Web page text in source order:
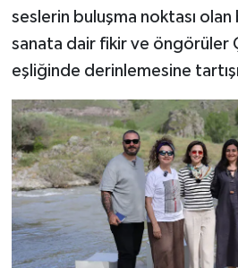
seslerin buluşma noktası
sanata dair fikir ve öngörüler
eşliğinde derinlemesine